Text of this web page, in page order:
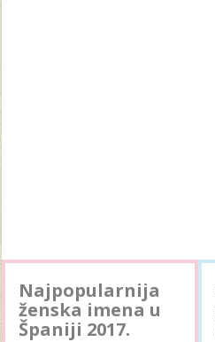
Najpopularnija
ženska imena u
Španiji 2017.